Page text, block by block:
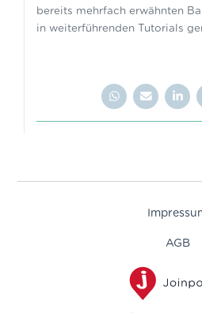
bereits mehrfach erwähnten
in weiterführenden Tutorials
AGB